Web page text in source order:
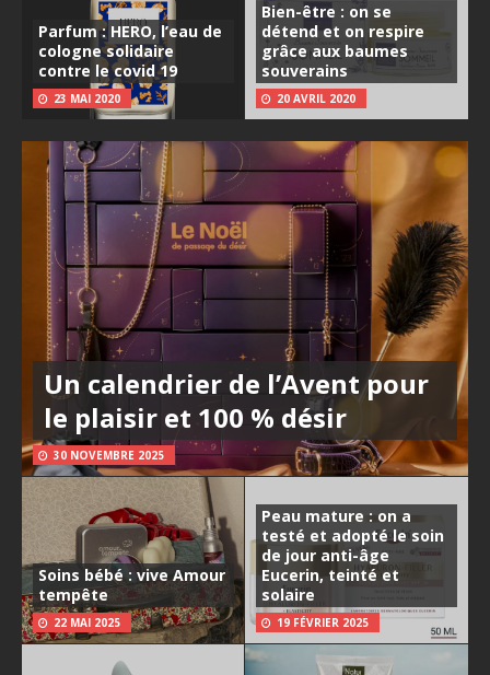
Parfum : HERO, l’eau de
cologne solidaire
contre le covid 19
23 MAI 2020
Bien-être : on se
détend et on respire
grâce aux baumes
souverains
20 AVRIL 2020
Un calendrier de l’Avent pour
le plaisir et 100 % désir
30 NOVEMBRE 2025
Soins bébé : vive Amour
tempête
22 MAI 2025
Peau mature : on a
testé et adopté le soin
de jour anti-âge
Eucerin, teinté et
solaire
19 FÉVRIER 2025